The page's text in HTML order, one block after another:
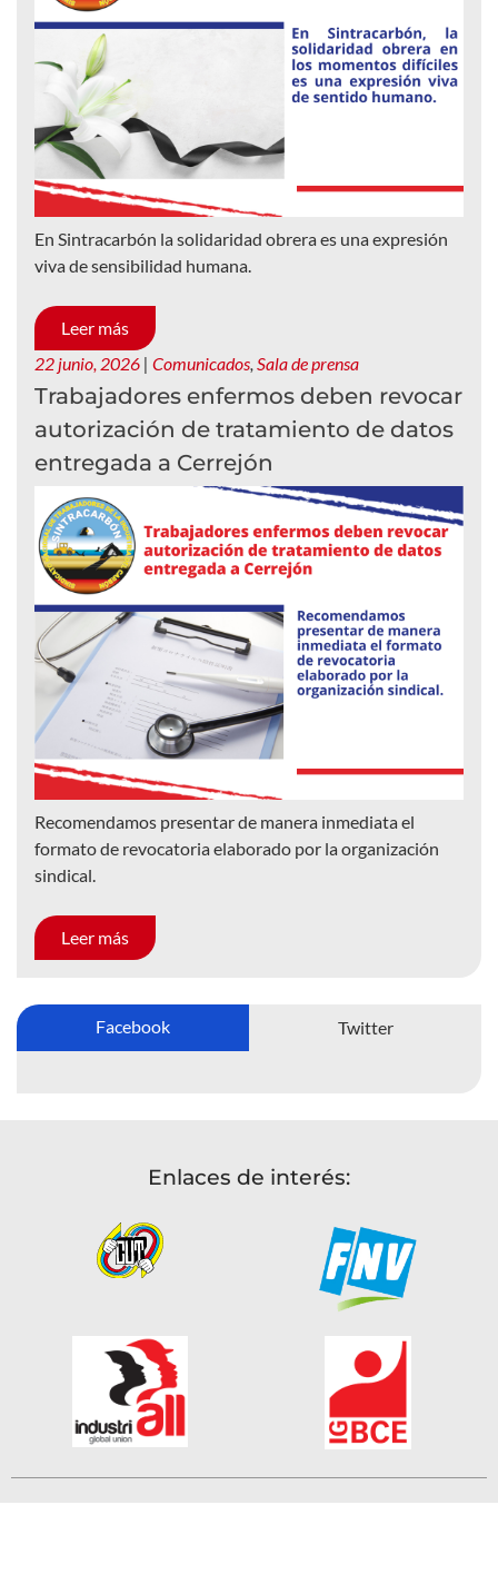
En Sintracarbón la solidaridad obrera es una expresión
viva de sensibilidad humana.
Leer más
22 junio, 2026 | Comunicados, Sala de prensa
Trabajadores enfermos deben revocar
autorización de tratamiento de datos
entregada a Cerrejón
Recomendamos presentar de manera inmediata el
formato de revocatoria elaborado por la organización
sindical.
Leer más
Facebook Twitter
Enlaces de interés: